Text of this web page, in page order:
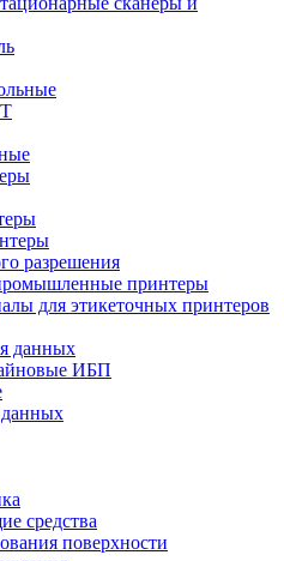
разрешения
принтеры
для этикеточных принтеров
данных
ИБП
средства
поверхности